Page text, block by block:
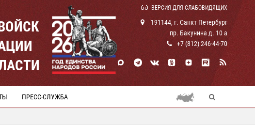
ВЕРСИЯ ДЛЯ СЛАБОВИДЯЩИХ
191144, г. Санкт Петербург
пр. Бакунина д. 10 а
+7 (812) 246-44-70
ПРЕСС-СЛУЖБА